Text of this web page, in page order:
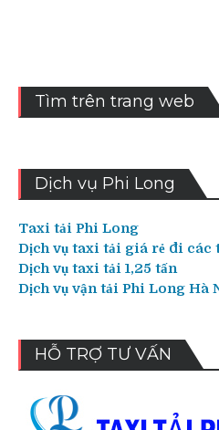
Tìm trên trang web
Dịch vụ Phi Long
Taxi tải Phi Long
Dịch vụ taxi tải giá rẻ đi các
Dịch vụ taxi tải 1,25 tấn
Dịch vụ vận tải Phi Long Hà
HỖ TRỢ TƯ VẤN